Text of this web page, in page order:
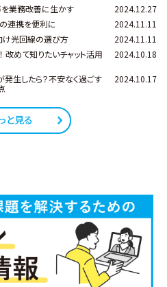
を業務改善に生かす
2024.12.27
連携を便利に
2024.11.11
け光回線の選び方
2024.11.11
改めて知りたいチャット活用
2024.10.18
発生したら？不安なく過ごす
2024.10.17
と見る